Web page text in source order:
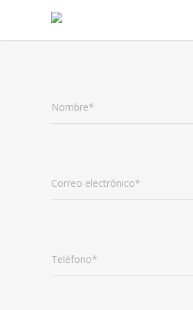
Nombre*
Correo electrónico*
Teléfono*